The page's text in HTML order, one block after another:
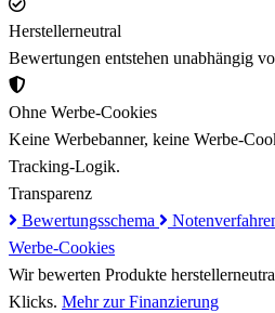
Herstellerneutral
Bewertungen entstehen unabhängig
Ohne Werbe-Cookies
Keine Werbebanner, keine Werbe-
Tracking-Logik.
Transparenz
Bewertungsschema
Werbe-Cookies
Wir bewerten Produkte
Klicks. Mehr zur Finanzierung